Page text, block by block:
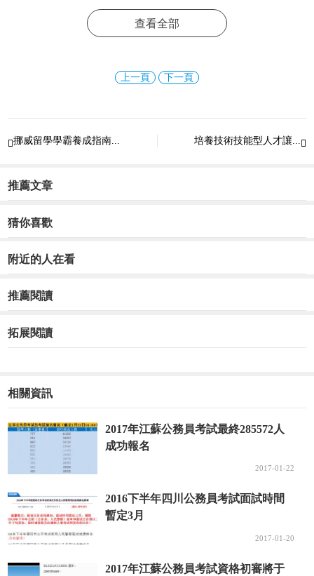
查看全部
上一頁 下一頁
挪威留學學霸養成指南... 
培養技術技能型人才讓...
推薦文章
猜你喜歡
附近的人在看
推薦閱讀
拓展閱讀
相關資訊
2017年江蘇公務員考試最終285572人
成功報名
2017-01-22
2016下半年四川公務員考試面試時間
暫定3月
2017-01-20
2017年江蘇公務員考試資格初審將于